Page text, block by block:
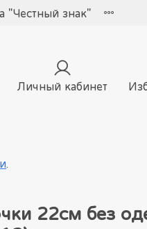
"Честный знак"
Личный кабинет
.
22см без